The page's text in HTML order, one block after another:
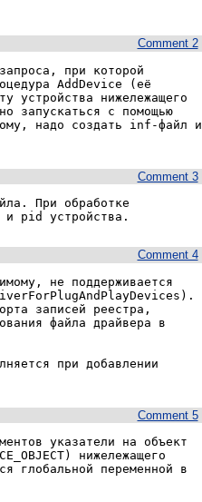
Comment 2
при которой
AddDevice (её
устройства нижележащего
запускаться с помощью
надо создать inf-файл и
Comment 3
При обработке
Comment 4
не поддерживается
записей реестра,
файла драйвера в
при добавлении
Comment 5
указатели на объект
нижележащего
глобальной переменной в